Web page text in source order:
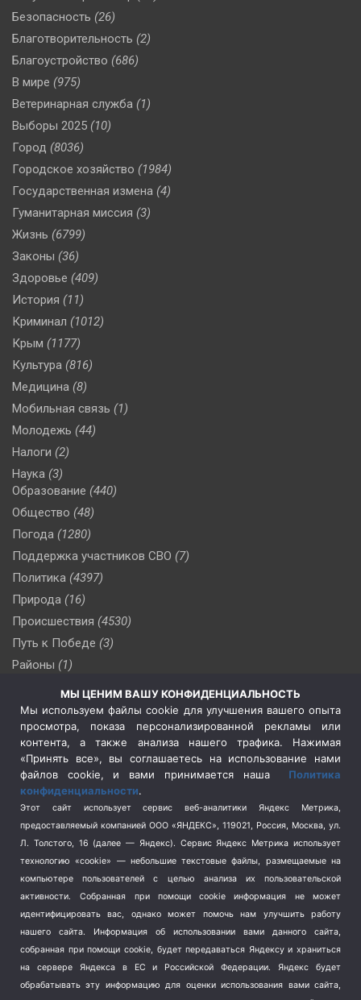
Безопасность (26)
Благотворительность (2)
Благоустройство (686)
В мире (975)
Ветеринарная служба (1)
Выборы 2025 (10)
Город (8036)
Городское хозяйство (1984)
Государственная измена (4)
Гуманитарная миссия (3)
Жизнь (6799)
Законы (36)
Здоровье (409)
История (11)
Криминал (1012)
Крым (1177)
Культура (816)
Медицина (8)
Мобильная связь (1)
Молодежь (44)
Налоги (2)
Наука (3)
Образование (440)
Общество (48)
Погода (1280)
Поддержка участников СВО (7)
Политика (4397)
Природа (16)
Происшествия (4530)
Путь к Победе (3)
Районы (1)
(510)
Сельское хозяйство (3)
Социальная политика
(3)
Спецоперация в Украине
Спецоперация на Украине
(404)
Спорт (740)
Терроризм (1)
Транспорт (262)
Туризм (178)
Флот (76)
Школа и спорт (2)
Экология (8)
Экономика (1172)
МЫ ЦЕНИМ ВАШУ КОНФИДЕНЦИАЛЬНОСТЬ
Мы используем файлы cookie для улучшения вашего опыта
просмотра, показа персонализированной рекламы или
контента, а также анализа нашего трафика. Нажимая
«Принять все», вы соглашаетесь на использование нами
файлов cookie, и вами принимается наша Политика
конфиденциальности.
Этот сайт использует сервис веб-аналитики Яндекс Метрика,
предоставляемый компанией ООО «ЯНДЕКС», 119021, Россия, Москва, ул.
Л. Толстого, 16 (далее — Яндекс). Сервис Яндекс Метрика использует
технологию «cookie» — небольшие текстовые файлы, размещаемые на
компьютере пользователей с целью анализа их пользовательской
активности.
Собранная при помощи cookie информация не может
идентифицировать вас, однако может помочь нам улучшить работу
нашего сайта. Информация об использовании вами данного сайта,
собранная при помощи cookie, будет передаваться Яндексу и храниться
на сервере Яндекса в ЕС и Российской Федерации. Яндекс будет
обрабатывать эту информацию для оценки использования вами сайта,